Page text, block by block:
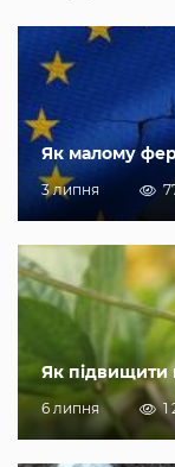
Як малому
3 липня
Як підвищити
6 липня 1